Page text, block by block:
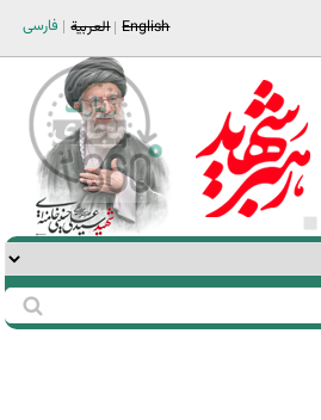
فارسی العربية English